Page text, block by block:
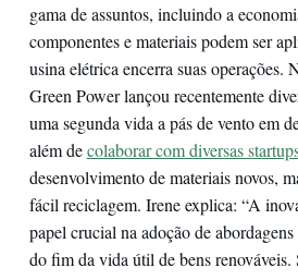
gama de assuntos, incluindo a
componentes e materiais podem ser
usina elétrica encerra suas operações.
Green Power lançou recentemente
uma segunda vida a pás de vento em
além decolaborar com diversas
desenvolvimento de materiais novos,
fácil reciclagem. Irene explica: “A
papel crucial na adoção de
do fim da vida útil de bens